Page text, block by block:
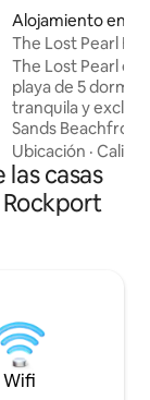
promedio: 4.74 de
Alojamiento en
The Lost Pearl
5B/3.5, 14 plazas
The Lost Pearl es
playa de 5
tranquila y
Sands Beachfront en
acceso a la playa
través del paseo
comunidad, al
acceder en carrito de golf.
amigos y
descansar! ¿A qué estás esperando?
¡Reserva hoy y
Ubicación ·
casas
Wifi